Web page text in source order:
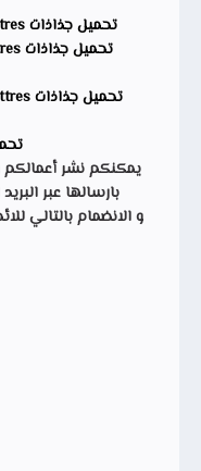
تحميل جذاذات le chemin des lettres الدورة الأولى
تحميل جذاذات le chemin des lettres
تحميل جذاذات le chemin des lettres ملف واحد PDF
يمكنكم نشر أعمالكم
بارسالها عبر
و الانضمام بالتالي